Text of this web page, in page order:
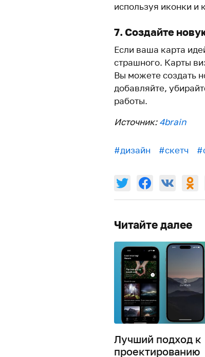
используя иконки и
7. Создайте
Если ваша карта
страшного. Карты
Вы можете создать
добавляйте,
работы.
Источник:4brain
#дизайн #скетч
Читайте далее
Лучший подход к
проектированию